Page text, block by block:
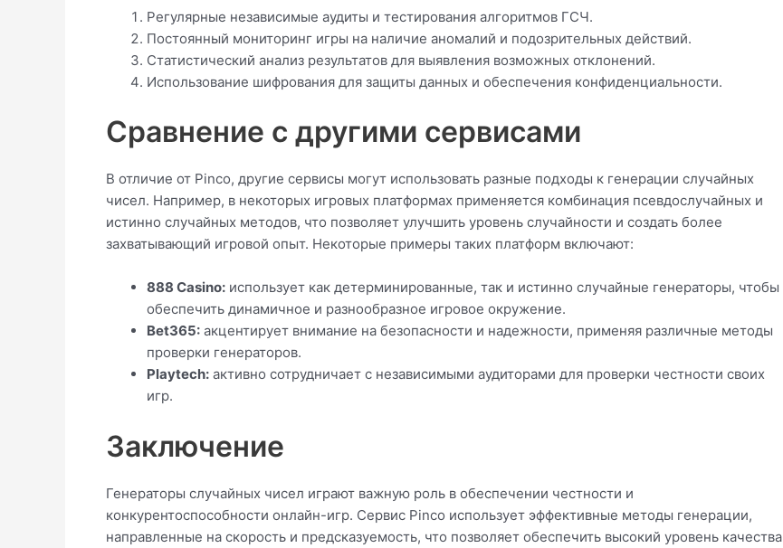
Регулярные независимые аудиты и тестирования алгоритмов ГСЧ.
Постоянный мониторинг игры на наличие аномалий и подозрительных действий.
Статистический анализ результатов для выявления возможных отклонений.
Использование шифрования для защиты данных и обеспечения конфиденциальности.
Сравнение с другими сервисами
В отличие от Pinco, другие сервисы могут использовать разные подходы к генерации случайных
чисел. Например, в некоторых игровых платформах применяется комбинация псевдослучайных и
истинно случайных методов, что позволяет улучшить уровень случайности и создать более
захватывающий игровой опыт. Некоторые примеры таких платформ включают:
888 Casino: использует как детерминированные, так и истинно случайные генераторы, чтобы
обеспечить динамичное и разнообразное игровое окружение.
Bet365: акцентирует внимание на безопасности и надежности, применяя различные методы
проверки генераторов.
Playtech: активно сотрудничает с независимыми аудиторами для проверки честности своих
игр.
Заключение
Генераторы случайных чисел играют важную роль в обеспечении честности и
конкурентоспособности онлайн-игр. Сервис Pinco использует эффективные методы генерации,
направленные на скорость и предсказуемость, что позволяет обеспечить высокий уровень качества